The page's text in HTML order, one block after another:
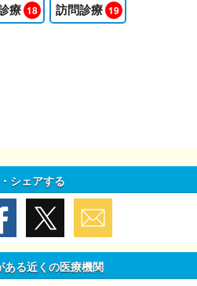
療 18 訪問診療 19
シェアする
ある近くの医療機関